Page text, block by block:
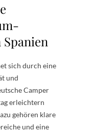
sich durch eine
und
Camper
erleichtern
gehören klare
und eine